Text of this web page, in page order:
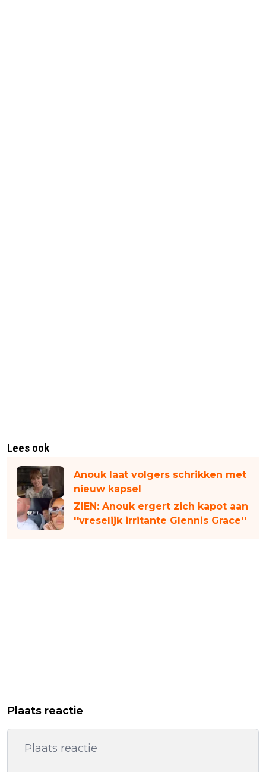
Lees ook
Anouk laat volgers schrikken met
nieuw kapsel
ZIEN: Anouk ergert zich kapot aan
''vreselijk irritante Glennis Grace''
Plaats reactie